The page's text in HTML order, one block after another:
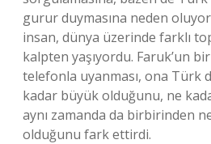
gurur duymasına neden
insan, dünya üzerinde farklı
kalpten yaşıyordu. Faruk’un bir
telefonla uyanması, ona Türk
kadar büyük olduğunu, ne
aynı zamanda da birbirinden
olduğunu fark ettirdi.